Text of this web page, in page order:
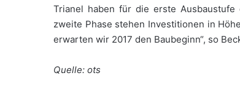
Trianel haben für die erste
zweite Phase stehen Investitionen in
erwarten wir 2017 den Baubeginn“, so
Quelle: ots